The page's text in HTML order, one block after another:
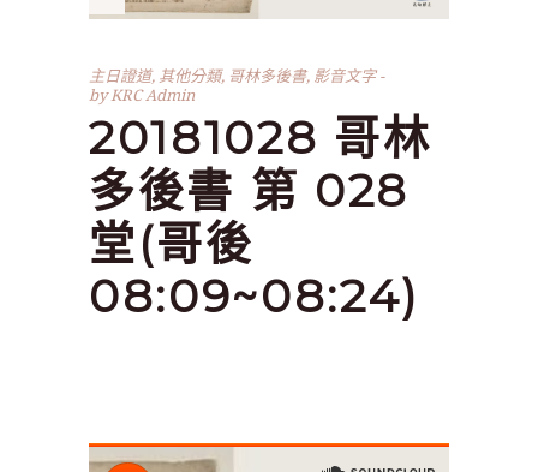
主日證道, 其他分類, 哥林多後書, 影音文字
byKRC Admin
20181028 哥林
多後書 第 028
堂(哥後
08:09~08:24)